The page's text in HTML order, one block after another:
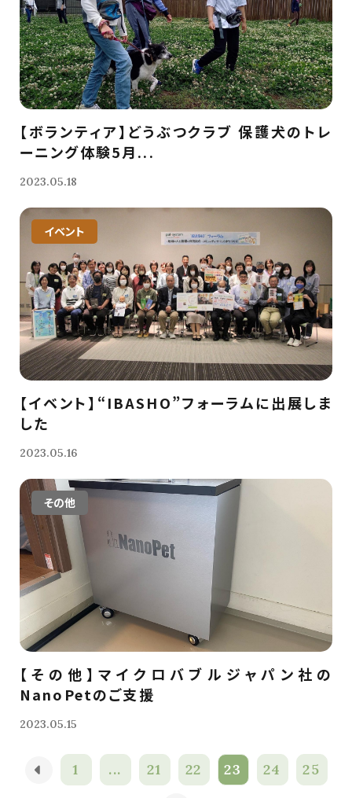
【ボランティア】どうぶつクラブ 保護犬のトレ
ーニング体験5月...
2023.05.18
イベント
【イベント】“IBASHO”フォーラムに出展しま
した
2023.05.16
その他
【その他】マイクロバブルジャパン社の
NanoPetのご支援
2023.05.15
1 ... 21 22 23 24 25